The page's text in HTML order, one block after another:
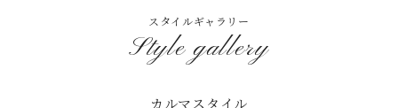
スタイルギャラリー
Style gallery
カルマスタイル